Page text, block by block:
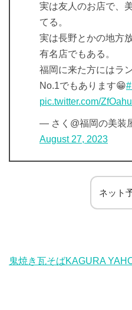
実は友人のお店で、
てる。
実は長野とかの地方
有名店でもある。
福岡に来た方にはラ
No.1でもあります😁
pic.twitter.com/
— さく@福岡の美装
August 27, 2023
ネット
鬼焼き瓦そばKAGURA